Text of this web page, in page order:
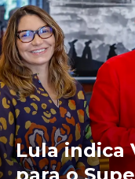
Lula indica